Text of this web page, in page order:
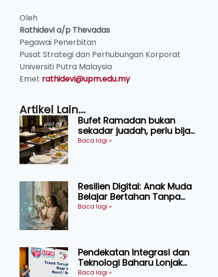
Oleh
Rathidevi a/p Thevadas
Pegawai Penerbitan
Pusat Strategi dan Perhubungan Korporat
Universiti Putra Malaysia
Emel: rathidevi@upm.edu.my
Artikel Lain...
Bufet Ramadan bukan
sekadar juadah, perlu bijak
memilih dan selamat
Baca lagi »
Resilien Digital: Anak Muda
Belajar Bertahan Tanpa
Perlu Menekan Diri
Baca lagi »
Pendekatan Integrasi dan
Teknologi Baharu Lonjak
Produktiviti Ternakan
Baca lagi »